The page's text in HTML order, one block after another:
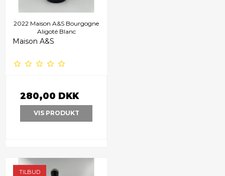
2022 Maison A&S Bourgogne
Aligoté Blanc
Maison A&S
280,00 DKK
VIS PRODUKT
TILBUD